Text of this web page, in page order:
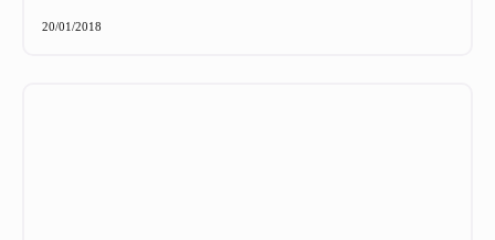
20/01/2018